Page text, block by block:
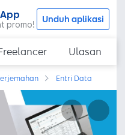
promo! Unduh aplikasi
Ulasan
Entri Data